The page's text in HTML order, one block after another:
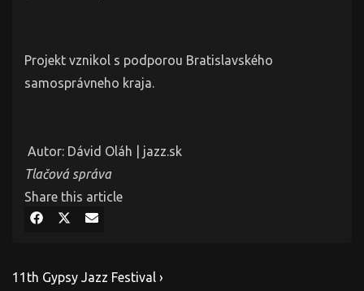
Projekt vznikol s podporou Bratislavského
samosprávneho kraja.
Autor: Dávid Oláh | jazz.sk
Tlačová správa
Share this article
Share
on
Share
on
Share
on
Post
Next
11th Gypsy Jazz Festival ›